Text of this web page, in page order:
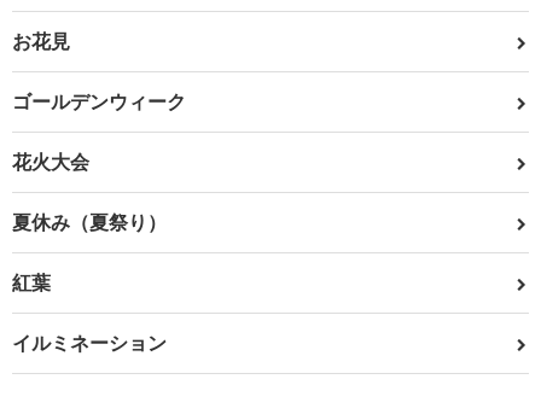
お花見
ゴールデンウィーク
花火大会
夏休み（夏祭り）
紅葉
イルミネーション